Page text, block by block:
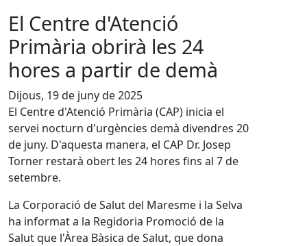
El Centre d'Atenció
Primària obrirà les 24
hores a partir de demà
Dijous, 19 de juny de 2025
El Centre d'Atenció Primària (CAP) inicia el
servei nocturn d'urgències demà divendres 20
de juny. D'aquesta manera, el CAP Dr. Josep
Torner restarà obert les 24 hores fins al 7 de
setembre.
La Corporació de Salut del Maresme i la Selva
ha informat a la Regidoria Promoció de la
Salut que l'Àrea Bàsica de Salut, que dona